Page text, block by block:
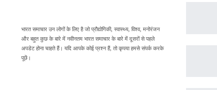
भारत समाचार उन लोगों के लिए है जो प्रौद्योगिकी, स्वास्थ्य, विश्व, मनोरंजन
और बहुत कुछ के बारे में नवीनतम भारत समाचार के बारे में दूसरों से पहले
अपडेट होना चाहते हैं। यदि आपके कोई प्रश्न हैं, तो कृपया हमसे संपर्क करके
पूछें।